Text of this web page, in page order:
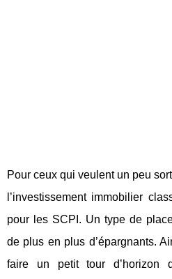
Pour ceux qui veulent un peu
l’investissement immobilier
pour les SCPI. Un type de
de plus en plus d’épargnants.
faire un petit tour d’horizon